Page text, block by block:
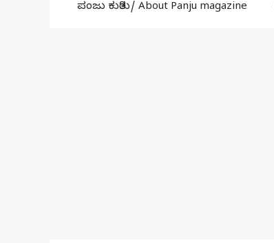
ಪಂಜು ಕುರಿತು/ About Panju magazine